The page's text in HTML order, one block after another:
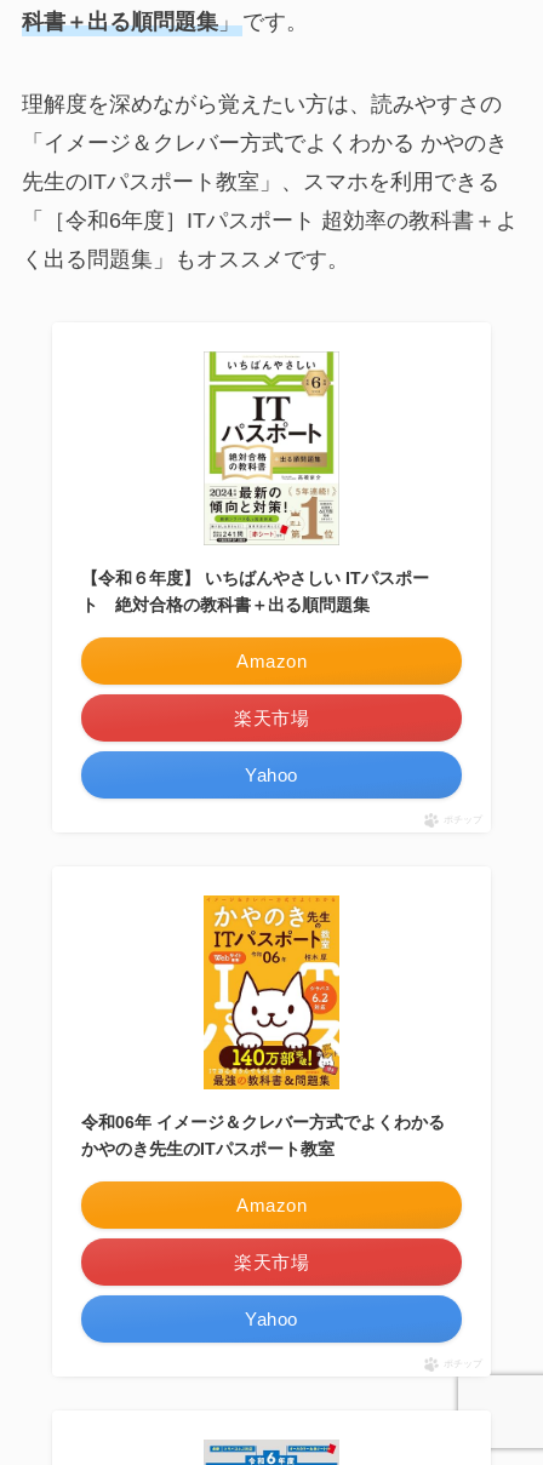
科書＋出る順問題集」です。
理解度を深めながら覚えたい方は、読みやすさの
「イメージ＆クレバー方式でよくわかる かやのき
先生のITパスポート教室」、スマホを利用できる
「［令和6年度］ITパスポート 超効率の教科書＋よ
く出る問題集」もオススメです。
【令和６年度】 いちばんやさしい ITパスポー
ト 絶対合格の教科書＋出る順問題集
Amazon
楽天市場
Yahoo
ポチップ
令和06年 イメージ＆クレバー方式でよくわかる
かやのき先生のITパスポート教室
Amazon
楽天市場
Yahoo
ポチップ